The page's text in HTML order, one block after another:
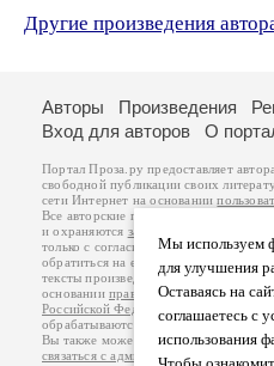
Другие произведения
Мы используем
для улучшения
Оставаясь на
соглашаетесь с
использования
Авторы Произведения
Вход для авторов
О
Портал Проза.ру предоставляет
свободной публикации своих
сети Интернет на основании
Все авторские права на произведения
и охраняются законом
. Перепечатка
только с согласия его автора, к
обратиться на его авторской
тексты произведений авторы несут
основанииправил публикациии
Российской Федерации
обрабатываются на основании
Вы также можете посмотреть более
связаться с администрацией